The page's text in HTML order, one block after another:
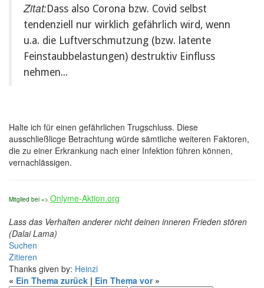
Zitat:Dass also Corona bzw. Covid selbst
tendenziell nur wirklich gefährlich wird, wenn
u.a. die Luftverschmutzung (bzw. latente
Feinstaubbelastungen) destruktiv Einfluss
nehmen...
Halte ich für einen gefährlichen Trugschluss. Diese
ausschließlicge Betrachtung würde sämtliche weiteren Faktoren,
die zu einer Erkrankung nach einer Infektion führen können,
vernachlässigen.
Mitglied bei => Onlyme-Aktion.org
Lass das Verhalten anderer nicht deinen inneren Frieden stören
(Dalai Lama)
Suchen
Zitieren
Thanks given by: Heinzi
« Ein Thema zurück | Ein Thema vor»